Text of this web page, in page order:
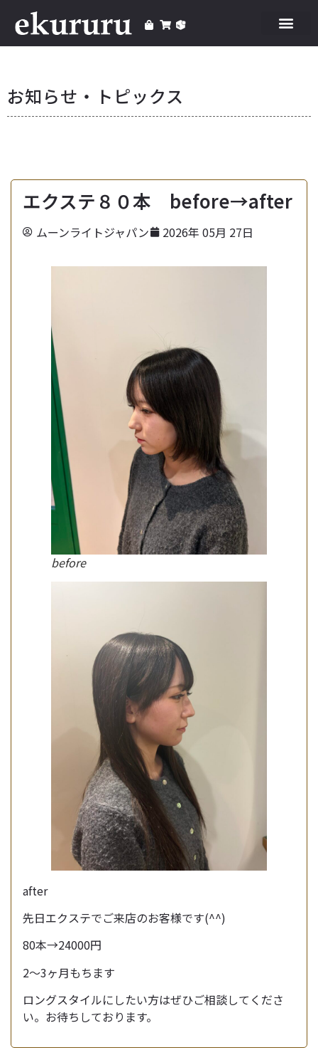
お知らせ・トピックス
エクステ８０本 before→after
ムーンライトジャパン 2026年 05月 27日
before
after
先日エクステでご来店のお客様です(^^)
80本→24000円
2〜3ヶ月もちます
ロングスタイルにしたい方はぜひご相談してくださ
い。お待ちしております。